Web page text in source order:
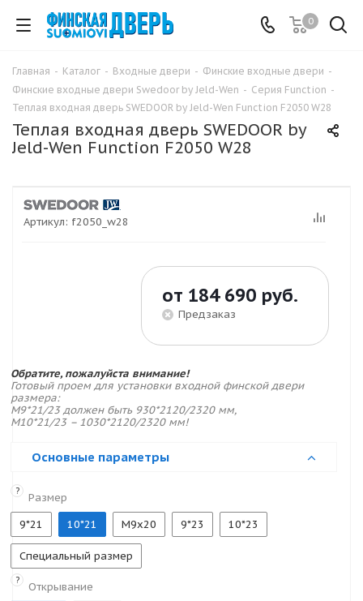
0
Главная - Каталог - Входные двери - Финские входные двери -
Финские входные двери Swedoor by Jeld-Wen - Серия Function -
Теплая входная дверь SWEDOOR by Jeld-Wen Function F2050 W28
Теплая входная дверь SWEDOOR by
Jeld-Wen Function F2050 W28
Артикул: f2050_w28
от 184 690 руб.
Предзаказ
Обратите, пожалуйста внимание!
Готовый проем для установки входной финской двери
размера:
M9*21/23 должен быть 930*2120/2320 мм,
M10*21/23 – 1030*2120/2320 мм!
Основные параметры
?
Размер
9*21
10*21 M9x20 9*23 10*23
Специальный размер
?
Открывание